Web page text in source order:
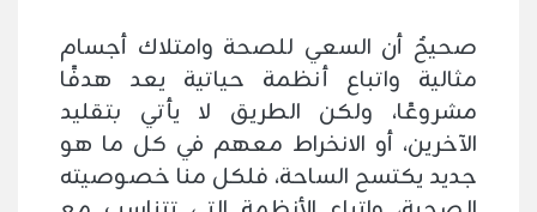
صحيحٌ أن السعي للصحة وامتلاك أجسام
مثالية واتباع أنظمة حياتية يعد هدفًا
مشروعًا، ولكن الطريق لا يأتي بتقليد
الآخرين، أو الانخراط معهم في كل ما هو
جديد يكتسح الساحة، فلكل منا خصوصيته